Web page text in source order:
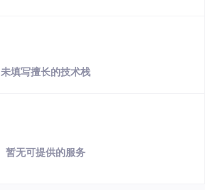
未填写擅长的技术栈
暂无可提供的服务